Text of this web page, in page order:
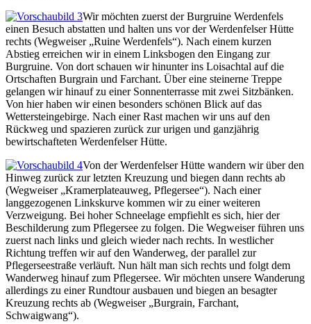
Wir möchten zuerst der Burgruine Werdenfels
einen Besuch abstatten und halten uns vor der Werdenfelser Hütte
rechts (Wegweiser „Ruine Werdenfels“). Nach einem kurzen
Abstieg erreichen wir in einem Linksbogen den Eingang zur
Burgruine. Von dort schauen wir hinunter ins Loisachtal auf die
Ortschaften Burgrain und Farchant. Über eine steinerne Treppe
gelangen wir hinauf zu einer Sonnenterrasse mit zwei Sitzbänken.
Von hier haben wir einen besonders schönen Blick auf das
Wettersteingebirge. Nach einer Rast machen wir uns auf den
Rückweg und spazieren zurück zur urigen und ganzjährig
bewirtschafteten Werdenfelser Hütte.
Von der Werdenfelser Hütte wandern wir über den
Hinweg zurück zur letzten Kreuzung und biegen dann rechts ab
(Wegweiser „Kramerplateauweg, Pflegersee“). Nach einer
langgezogenen Linkskurve kommen wir zu einer weiteren
Verzweigung. Bei hoher Schneelage empfiehlt es sich, hier der
Beschilderung zum Pflegersee zu folgen. Die Wegweiser führen uns
zuerst nach links und gleich wieder nach rechts. In westlicher
Richtung treffen wir auf den Wanderweg, der parallel zur
Pflegerseestraße verläuft. Nun hält man sich rechts und folgt dem
Wanderweg hinauf zum Pflegersee. Wir möchten unsere Wanderung
allerdings zu einer Rundtour ausbauen und biegen an besagter
Kreuzung rechts ab (Wegweiser „Burgrain, Farchant,
Schwaigwang“).